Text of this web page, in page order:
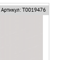
Артикул: Т0019476